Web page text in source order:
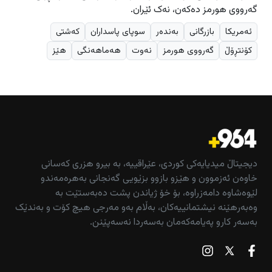
گەرووی هورمز دەکەن، نەک ئێران.
ئەمریکا بازرگانی بەندەر سوپای پاسداران
کەشتی
کۆنتڕۆڵ
گەرووی هورمز نەوت هەماهەنگی هێز
دیجیتاڵ میدیایەکی کوردی، عێراقییە، بە بیرو هزری کەسانی
خاوەن ئەزموون و هێزو بازوو بزێویی گەنجانی بەهرەمەندو
لێوەشاوە دامەزراوە، بۆ خۆ ژیاندن پشت دەبەستێت بە
وەبەرهێنە نیشتمانییەکان، بەڵام بەو مەرجی هیچ کۆت و بەندێک
بەسەر کارو پەیامەکەمان بەسەردا نەسەپێنن.